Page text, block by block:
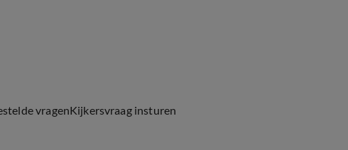
vragenKijkersvraag insturen